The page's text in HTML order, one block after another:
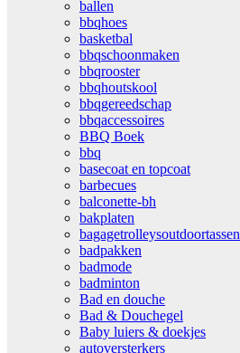
ballen
bbqhoes
basketbal
bbqschoonmaken
bbqrooster
bbqhoutskool
bbqgereedschap
bbqaccessoires
BBQ Boek
bbq
basecoat en topcoat
barbecues
balconette-bh
bakplaten
bagagetrolleysoutdoortassen
badpakken
badmode
badminton
Bad en douche
Bad & Douchegel
Baby luiers & doekjes
autoversterkers